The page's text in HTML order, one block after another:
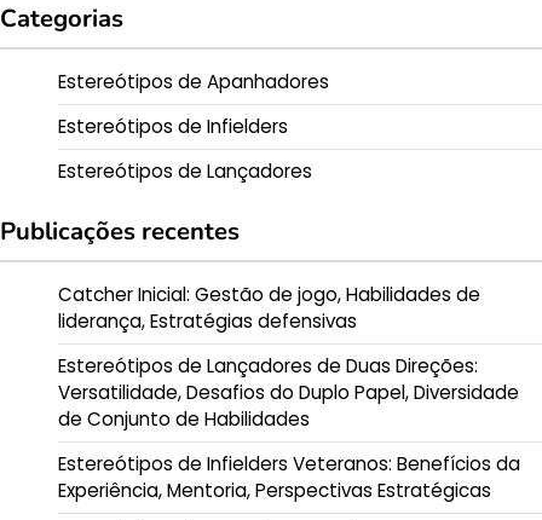
Categorias
Estereótipos de Apanhadores
Estereótipos de Infielders
Estereótipos de Lançadores
Publicações recentes
Catcher Inicial: Gestão de jogo, Habilidades de
liderança, Estratégias defensivas
Estereótipos de Lançadores de Duas Direções:
Versatilidade, Desafios do Duplo Papel, Diversidade
de Conjunto de Habilidades
Estereótipos de Infielders Veteranos: Benefícios da
Experiência, Mentoria, Perspectivas Estratégicas